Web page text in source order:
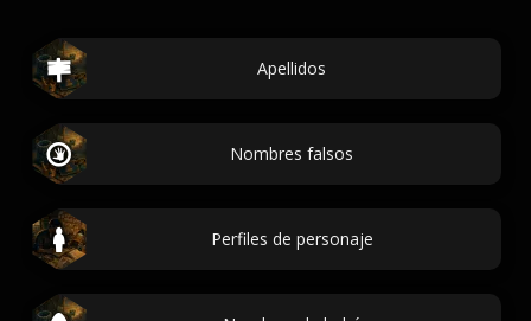
Apellidos
Nombres falsos
Perfiles de personaje